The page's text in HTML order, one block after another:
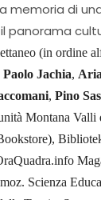
memoria di
panorama
(in ordine
Paolo Jachia,
, Pino
Montana
Scienza